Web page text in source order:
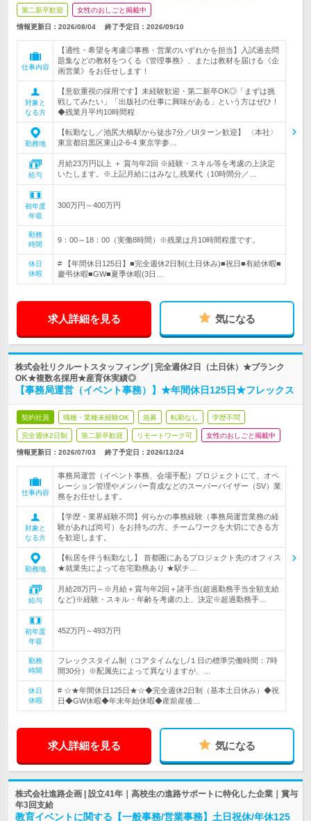
第二新卒歓迎 女性のおしごと掲載中
情報更新日：2026/08/04 終了予定日： 2026/09/10
仕事内容
【適性・希望を考慮◎事務・営業のいずれかを担当】入試過去問
題集などの教材をつくる《管理事務》、または教材を届ける《企
画営業》をお任せします！
対象と
なる方
【意欲重視の採用です】未経験歓迎・第二新卒OK◎「まずは挑
戦してみたい」「出版社の仕事に興味がある」という方はぜひ！
◆残業月平均10時間程
勤務地
【転勤なし／池尻大橋駅から徒歩7分／UIターン歓迎】 〈本社〉
東京都目黒区東山2-6-4 東京学参…
給与
月給23万円以上 ＋ 賞与年2回 ※経験・スキル等を考慮の上決定
いたします。※上記月給にはみなし残業代（10時間分／…
初年度
年収
300万円～400万円
勤務
時間
9：00～18：00（実働8時間）※残業は月10時間程度です。
休日
休暇
# 【年間休日125日】■完全週休2日制(土日休み)■祝日■有給休暇■
慶弔休暇■GW■夏季休暇(3日…
求人詳細を見る 気になる
株式会社リクルートスタッフィング | 完全週休2日（土日休）★ブランク
OK★複数名採用★産育休実績◎
【事務局運営（イベント事務）】★年間休日125日★フレックス
契約社員 職種・業種未経験OK 急募 転勤なし 学歴不問
完全週休2日制 第二新卒歓迎 リモートワーク可 女性のおしごと掲載中
情報更新日：2026/07/03 終了予定日： 2026/12/24
仕事内容
事務局運営（イベント事務、会場手配）プロジェクトにて、オペ
レーション管理やメンバー育成などのスーパーバイザー（SV）業
務をお任せします。
対象と
なる方
【学歴・業界経験不問】何らかの事務経験（事務局運営業務の経
験があれば尚可）をお持ちの方。チームワークを大切にできる方
を歓迎します。
勤務地
【転居を伴う転勤なし】 首都圏にあるプロジェクト先のオフィス
★就業先によって在宅勤務あり ★駅チ…
給与
月給28万円～※月給＋賞与年2回＋諸手当(超過勤務手当全額支給
など)※経験・スキル・年齢を考慮の上、決定※超過勤務手…
初年度
年収
452万円～493万円
勤務
時間
フレックスタイム制（コアタイムなし/１日の標準労働時間：7時
間30分）※配属先によって異なりますが、…
休日
休暇
# ☆★年間休日125日★☆◆完全週休2日制（基本土日休み）◆祝
日◆GW休暇◆年末年始休暇◆産前産後…
求人詳細を見る 気になる
株式会社進路企画 | 設立41年｜高校生の進路サポートに特化した企業｜賞与
年3回支給
教育イベントに関する【一般事務/営業事務】土日祝休/年休125